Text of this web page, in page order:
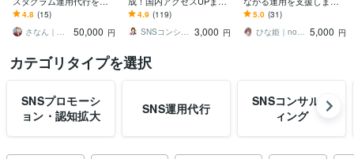
ます 医療/歯科/集患/採用/
歯科衛生士/Instagram
4.8 (15)
さなん｜歯科×採用×SNS
50,000 円
国内アクセス増加で認知
拡大をサポート
4.9 (119)
SNSコンシェルジュJUN 3,000 円
ote｜運用代行｜フォロワ
ー｜集客｜認知向上｜コ
スパ最強
5.0 (31)
ひな姫｜note大学運営｜収益化運用支援 5,000 円
カテゴリタイプを選択
SNSプロモーシ
ョン・認知拡大
SNS運用代行
SNSコンサルテ
ィング